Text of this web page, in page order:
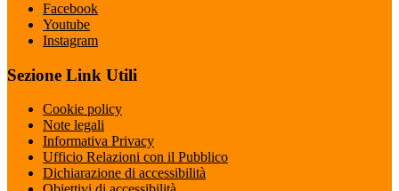
Facebook
Youtube
Instagram
Sezione Link Utili
Cookie policy
Note legali
Informativa Privacy
Ufficio Relazioni con il Pubblico
Dichiarazione di accessibilità